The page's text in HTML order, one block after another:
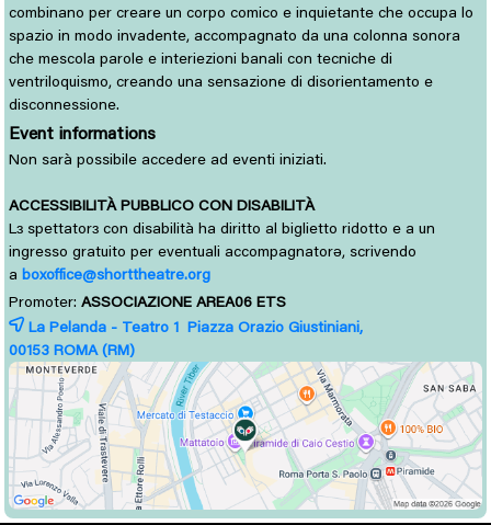
combinano per creare un corpo comico e inquietante che occupa lo
spazio in modo invadente, accompagnato da una colonna sonora
che mescola parole e interiezioni banali con tecniche di
ventriloquismo, creando una sensazione di disorientamento e
disconnessione.
Event informations
Non sarà possibile accedere ad eventi iniziati.
ACCESSIBILITÀ PUBBLICO CON DISABILITÀ
L ɜ spettatorɜ con disabilità ha diritto al biglietto ridotto e a un
ingresso gratuito per eventuali accompagnatorə, scrivendo
a boxoffice@shorttheatre.org
Promoter: ASSOCIAZIONE AREA06 ETS
La Pelanda - Teatro 1 Piazza Orazio Giustiniani,
00153 ROMA(RM)